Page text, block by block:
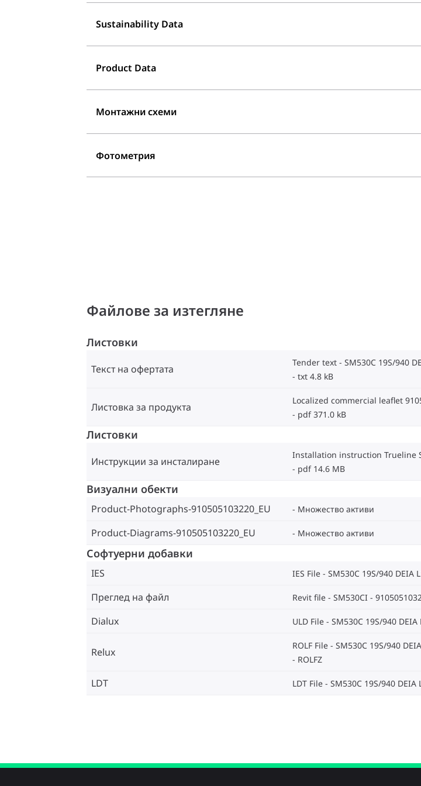
Sustainability Data
Product Data
Монтажни схеми
Фотометрия
Файлове за изтегляне
Листовки
Текст на офертата
Tender text - SM530C 19S/940
txt 4.8 kB
Листовка за продукта
Localized commercial leaflet
pdf 371.0 kB
Листовки
Инструкции за инсталиране
Installation instruction Trueline
pdf 14.6 MB
Визуални обекти
Product-Photographs-910505103220_EU Множество активи
Product-Diagrams-910505103220_EU
Множество активи
Софтуерни добавки
IES IES File - SM530C 19S/940 DEIA
Преглед на файл
Revit file - SM530CI -
Dialux
ULD File - SM530C 19S/940 DEIA
Relux
ROLF File - SM530C 19S/940
ROLFZ
LDT LDT File - SM530C 19S/940 DEIA